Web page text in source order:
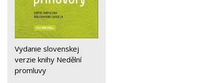
Vydanie slovenskej
verzie knihy Nedělní
promluvy